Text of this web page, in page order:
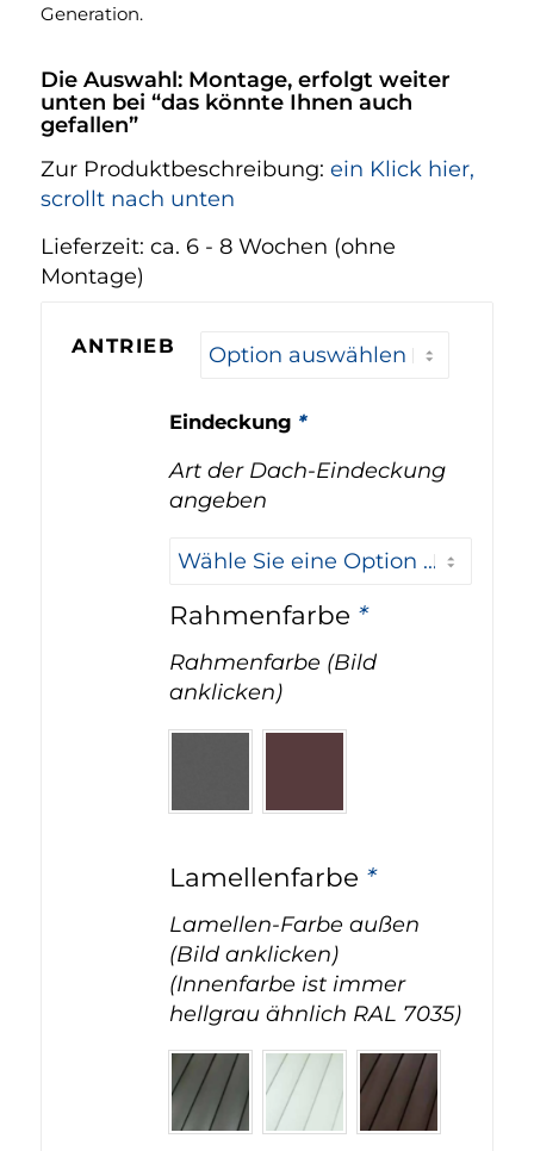
Generation.
Die Auswahl: Montage, erfolgt weiter
unten bei “das könnte Ihnen auch
gefallen”
Zur Produktbeschreibung: ein Klick hier,
scrollt nach unten
Lieferzeit: ca. 6 - 8 Wochen (ohne
Montage)
ANTRIEB
Eindeckung *
Art der Dach-Eindeckung
angeben
Rahmenfarbe *
Rahmenfarbe (Bild
anklicken)
Lamellenfarbe *
Lamellen-Farbe außen
(Bild anklicken)
(Innenfarbe ist immer
hellgrau ähnlich RAL 7035)